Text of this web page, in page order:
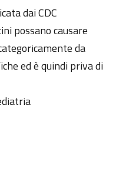
dai CDC
possano causare
da
ed è quindi priva di